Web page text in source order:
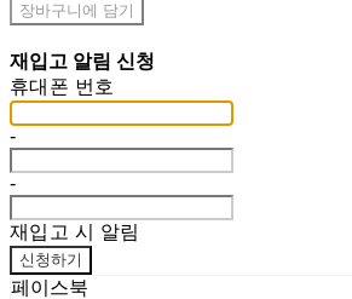
장바구니에 담기
재입고 알림 신청
휴대폰 번호
-
-
재입고 시 알림
신청하기
페이스북